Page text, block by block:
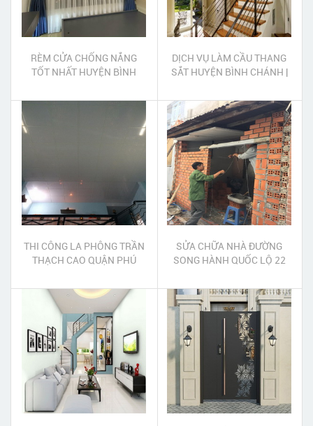
RÈM CỬA CHỐNG NẮNG
TỐT NHẤT HUYỆN BÌNH
DỊCH VỤ LÀM CẦU THANG
SẮT HUYỆN BÌNH CHÁNH |
MỸ THUẬT HUYỆN BÌNH
CHÁNH
THI CÔNG LA PHÔNG TRẦN
THẠCH CAO QUẬN PHÚ
SỬA CHỮA NHÀ ĐƯỜNG
SONG HÀNH QUỐC LỘ 22